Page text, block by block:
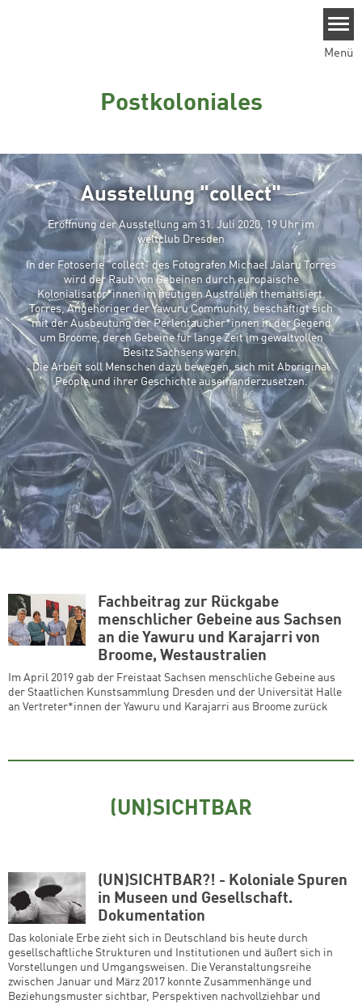
Menü
Postkoloniales
Ausstellung "collect"
Eröffnung der Ausstellung am 31. Juli 2020, 19 Uhr im
weltclub Dresden
In der Fotoserie "collect" des Fotografen Michael Jalaru Torres
wird der Raub von Gebeinen durch europäische
Kolonialisator*innen im heutigen Australien thematisiert.
Torres, Angehöriger der Yawuru Community, beschäftigt sich
mit der Ausbeutung der Perlentaucher*innen in der Gegend
um Broome, deren Gebeine für lange Zeit im gewaltvollen
Besitz Sachsens waren.
Die Arbeit soll Menschen dazu bewegen, sich mit Aboriginal
People und ihrer Geschichte auseinanderzusetzen.
Fachbeitrag zur Rückgabe
menschlicher Gebeine aus Sachsen
an die Yawuru und Karajarri von
Broome, Westaustralien
Im April 2019 gab der Freistaat Sachsen menschliche Gebeine aus
der Staatlichen Kunstsammlung Dresden und der Universität Halle
an Vertreter*innen der Yawuru und Karajarri aus Broome zurück
(UN)SICHTBAR
(UN)SICHTBAR?! - Koloniale Spuren
in Museen und Gesellschaft.
Dokumentation
Das koloniale Erbe zieht sich in Deutschland bis heute durch
gesellschaftliche Strukturen und Institutionen und äußert sich in
Vorstellungen und Umgangsweisen. Die Veranstaltungsreihe
zwischen Januar und März 2017 konnte Zusammenhänge und
Beziehungsmuster sichtbar, Perspektiven nachvollziehbar und